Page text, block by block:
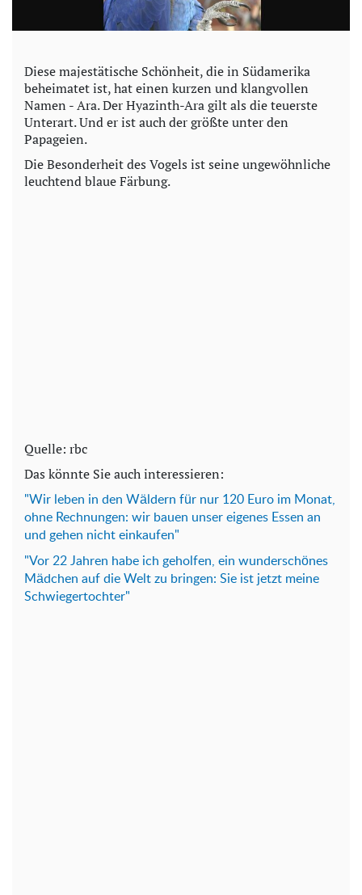
Diese majestätische Schönheit, die in Südamerika
beheimatet ist, hat einen kurzen und klangvollen
Namen - Ara. Der Hyazinth-Ara gilt als die teuerste
Unterart. Und er ist auch der größte unter den
Papageien.
Die Besonderheit des Vogels ist seine ungewöhnliche
leuchtend blaue Färbung.
Quelle: rbc
Das könnte Sie auch interessieren:
"Wir leben in den Wäldern für nur 120 Euro im Monat,
ohne Rechnungen: wir bauen unser eigenes Essen an
und gehen nicht einkaufen"
"Vor 22 Jahren habe ich geholfen, ein wunderschönes
Mädchen auf die Welt zu bringen: Sie ist jetzt meine
Schwiegertochter"